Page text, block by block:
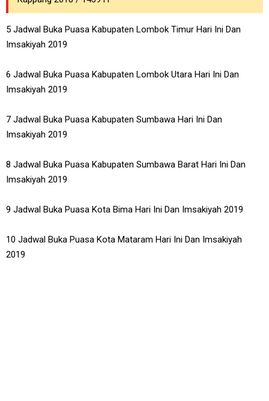
5 Jadwal Buka Puasa Kabupaten Lombok Timur Hari Ini Dan
Imsakiyah 2019
6 Jadwal Buka Puasa Kabupaten Lombok Utara Hari Ini Dan
Imsakiyah 2019
7 Jadwal Buka Puasa Kabupaten Sumbawa Hari Ini Dan
Imsakiyah 2019
8 Jadwal Buka Puasa Kabupaten Sumbawa Barat Hari Ini Dan
Imsakiyah 2019
9 Jadwal Buka Puasa Kota Bima Hari Ini Dan Imsakiyah 2019
10 Jadwal Buka Puasa Kota Mataram Hari Ini Dan Imsakiyah
2019